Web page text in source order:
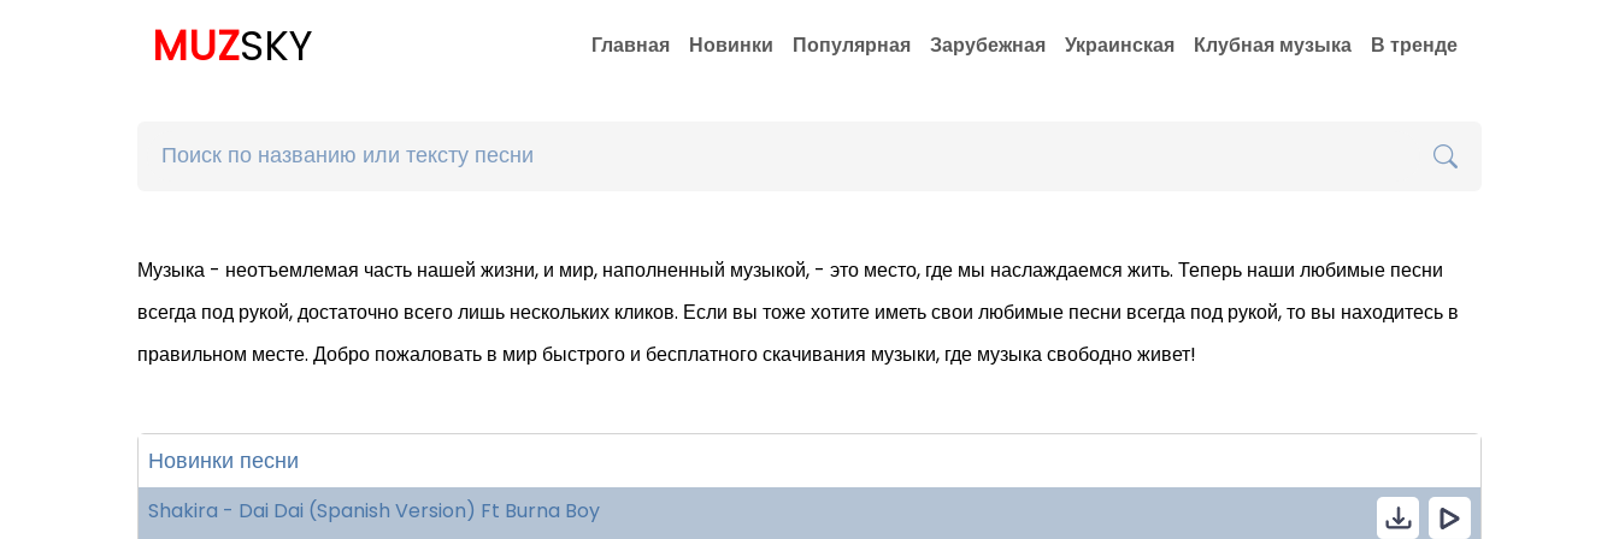
MUZSKY Главная Новинки Популярная Зарубежная Украинская Клубная музыка В тренде
Музыка - неотъемлемая часть нашей жизни, и мир, наполненный музыкой, - это место, где мы наслаждаемся жить. Теперь наши любимые песни
всегда под рукой, достаточно всего лишь нескольких кликов. Если вы тоже хотите иметь свои любимые песни всегда под рукой, то вы находитесь в
правильном месте. Добро пожаловать в мир быстрого и бесплатного скачивания музыки, где музыка свободно живет!
Новинки песни
Shakira - Dai Dai (Spanish Version) Ft Burna Boy